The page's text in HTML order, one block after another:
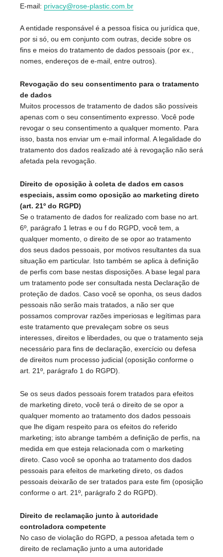
E-mail: privacy@rose-plastic.com.br
A entidade responsável é a pessoa física ou jurídica que,
por si só, ou em conjunto com outras, decide sobre os
fins e meios do tratamento de dados pessoais (por ex.,
nomes, endereços de e-mail, entre outros).
Revogação do seu consentimento para o tratamento
de dados
Muitos processos de tratamento de dados são possíveis
apenas com o seu consentimento expresso. Você pode
revogar o seu consentimento a qualquer momento. Para
isso, basta nos enviar um e-mail informal. A legalidade do
tratamento dos dados realizado até à revogação não será
afetada pela revogação.
Direito de oposição à coleta de dados em casos
especiais, assim como oposição ao marketing direto
(art. 21º do RGPD)
Se o tratamento de dados for realizado com base no art.
6º, parágrafo 1 letras e ou f do RGPD, você tem, a
qualquer momento, o direito de se opor ao tratamento
dos seus dados pessoais, por motivos resultantes da sua
situação em particular. Isto também se aplica à definição
de perfis com base nestas disposições. A base legal para
um tratamento pode ser consultada nesta Declaração de
proteção de dados. Caso você se oponha, os seus dados
pessoais não serão mais tratados, a não ser que
possamos comprovar razões imperiosas e legítimas para
este tratamento que prevaleçam sobre os seus
interesses, direitos e liberdades, ou que o tratamento seja
necessário para fins de declaração, exercício ou defesa
de direitos num processo judicial (oposição conforme o
art. 21º, parágrafo 1 do RGPD).
Se os seus dados pessoais forem tratados para efeitos
de marketing direto, você terá o direito de se opor a
qualquer momento ao tratamento dos dados pessoais
que lhe digam respeito para os efeitos do referido
marketing; isto abrange também a definição de perfis, na
medida em que esteja relacionada com o marketing
direto. Caso você se oponha ao tratamento dos dados
pessoais para efeitos de marketing direto, os dados
pessoais deixarão de ser tratados para este fim (oposição
conforme o art. 21º, parágrafo 2 do RGPD).
Direito de reclamação junto à autoridade
controladora competente
No caso de violação do RGPD, a pessoa afetada tem o
direito de reclamação junto a uma autoridade